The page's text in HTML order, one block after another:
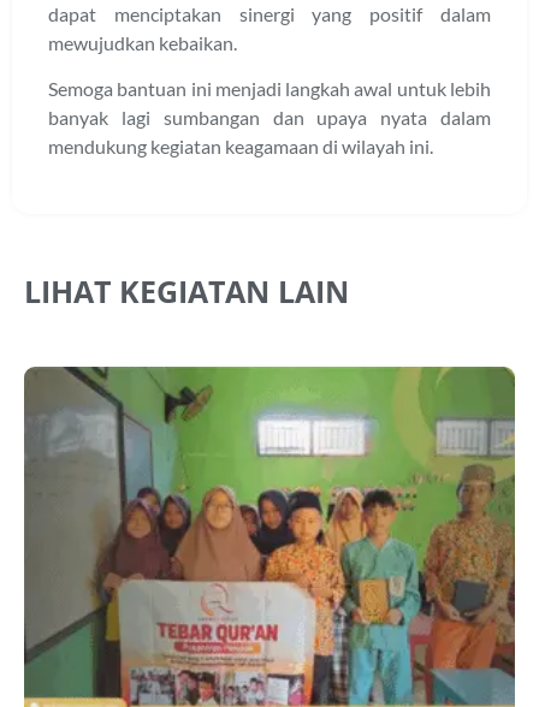
dapat menciptakan sinergi yang positif dalam
mewujudkan kebaikan.
Semoga bantuan ini menjadi langkah awal untuk lebih
banyak lagi sumbangan dan upaya nyata dalam
mendukung kegiatan keagamaan di wilayah ini.
LIHAT KEGIATAN LAIN